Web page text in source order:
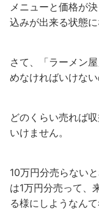
メニューと価格が
込みが出来る状態に
さて、「ラーメン
めなければいけな
どのくらい売れば
いけません。
10万円分売らない
は1万円分売って、
る様にしようなん